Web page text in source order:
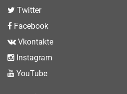
Twitter
Facebook
Vkontakte
Instagram
YouTube